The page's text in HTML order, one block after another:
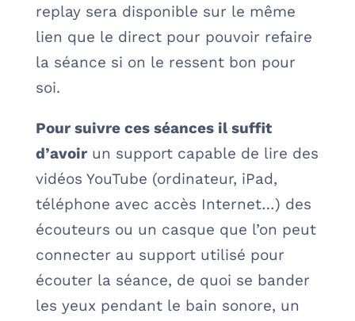
replay sera disponible sur le même
lien que le direct pour pouvoir refaire
la séance si on le ressent bon pour
soi.
Pour suivre ces séances il suffit
d’avoirun support capable de lire des
vidéos YouTube (ordinateur, iPad,
téléphone avec accès Internet…) des
écouteurs ou un casque que l’on peut
connecter au support utilisé pour
écouter la séance, de quoi se bander
les yeux pendant le bain sonore, un